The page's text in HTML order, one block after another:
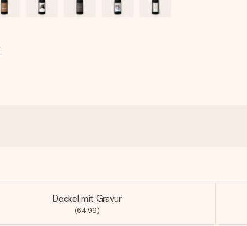
Deckel mit Gravur
(64,99)